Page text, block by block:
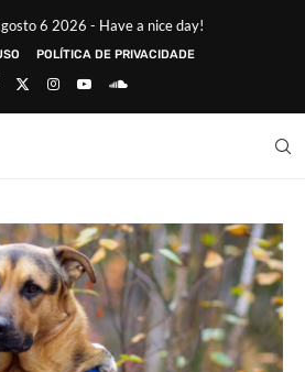
6 2026 - Have a nice day!
POLÍTICA DE PRIVACIDADE